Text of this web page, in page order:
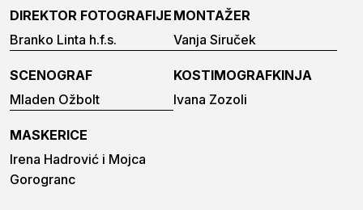
DIREKTOR FOTOGRAFIJE
Branko Linta h.f.s.
MONTAŽER
Vanja Siruček
SCENOGRAF
Mladen Ožbolt
KOSTIMOGRAFKINJA
Ivana Zozoli
MASKERICE
Irena Hadrović i Mojca
Gorogranc